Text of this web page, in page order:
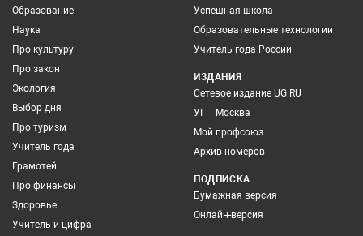
Образование
Наука
Про культуру
Про закон
Экология
Выбор дня
Про туризм
Учитель года
Грамотей
Про финансы
Здоровье
Учитель и цифра
Успешная школа
Образовательные технологии
Учитель года России
ИЗДАНИЯ
Сетевое издание UG.RU
УГ – Москва
Мой профсоюз
Архив номеров
ПОДПИСКА
Бумажная версия
Онлайн-версия